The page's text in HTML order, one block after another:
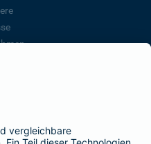
werden